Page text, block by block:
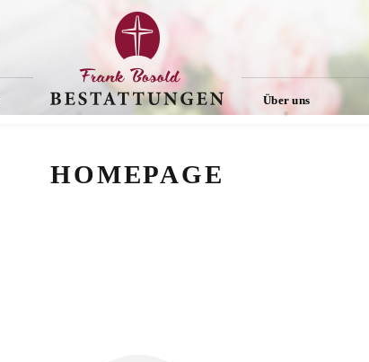
Über uns
HOMEPAGE